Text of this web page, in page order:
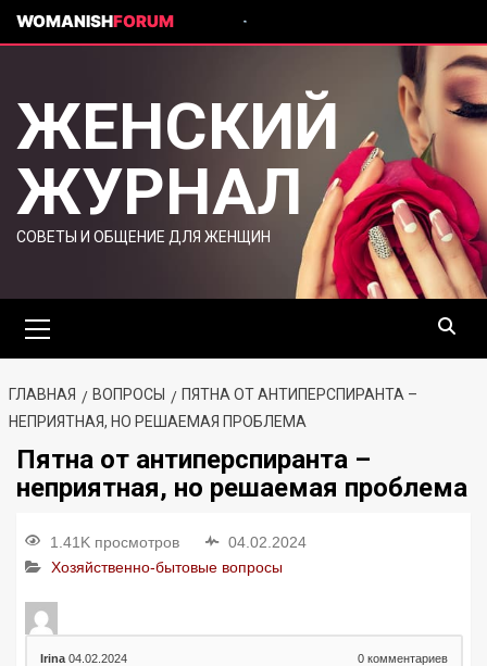
WOMANISHFORUM
ЖЕНСКИЙ
ЖУРНАЛ
СОВЕТЫ И ОБЩЕНИЕ ДЛЯ ЖЕНЩИН
ГЛАВНАЯ ВОПРОСЫ
ПЯТНА ОТ АНТИПЕРСПИРАНТА –
НЕПРИЯТНАЯ, НО РЕШАЕМАЯ ПРОБЛЕМА
Пятна от антиперспиранта –
неприятная, но решаемая проблема
1.41K просмотров
04.02.2024
Хозяйственно-бытовые вопросы
Irina 04.02.2024 0комментариев